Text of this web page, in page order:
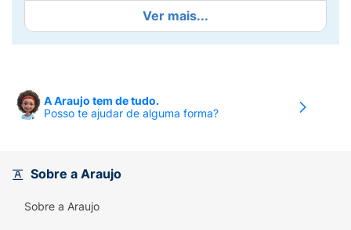
escolha ideal para quem aprecia um sabor
rico e autêntico de chocolate.
todos merecem. Experimente o American
Brownie Original e descubra como um
Ver mais...
A Araujo tem de tudo.
Posso te ajudar de alguma forma?
Sobre a Araujo
Sobre a Araujo